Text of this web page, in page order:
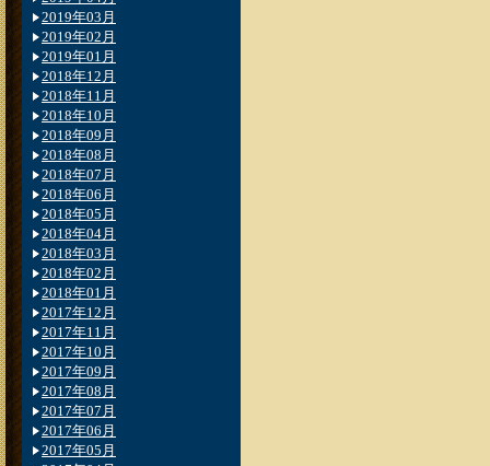
2019年03月
2019年02月
2019年01月
2018年12月
2018年11月
2018年10月
2018年09月
2018年08月
2018年07月
2018年06月
2018年05月
2018年04月
2018年03月
2018年02月
2018年01月
2017年12月
2017年11月
2017年10月
2017年09月
2017年08月
2017年07月
2017年06月
2017年05月